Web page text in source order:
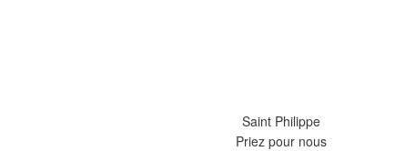
Saint Philippe
Priez pour nous